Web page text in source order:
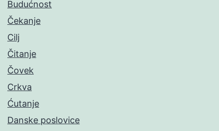
Budućnost
Čekanje
Cilj
Čitanje
Čovek
Crkva
Ćutanje
Danske poslovice